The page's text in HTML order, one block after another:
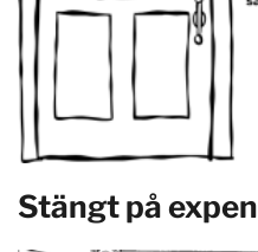
Stängt på expen